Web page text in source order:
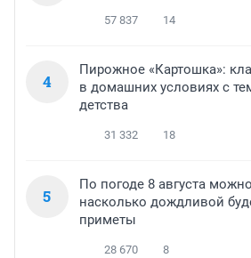
57 837 14
4
Пирожное «Картошка»:
в домашних условиях с
детства
31 332 18
5
По погоде 8 августа
насколько дождливой
приметы
28 670 8